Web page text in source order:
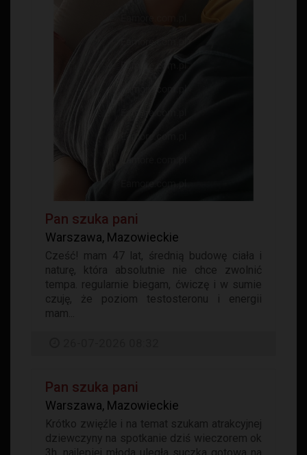
Pan szuka pani
Warszawa, Mazowieckie
Cześć! mam 47 lat, średnią budowę ciała i
naturę, która absolutnie nie chce zwolnić
tempa. regularnie biegam, ćwiczę i w sumie
czuję, że poziom testosteronu i energii
mam...
Pan szuka pani
Warszawa, Mazowieckie
Krótko zwięźle i na temat szukam atrakcyjnej
dziewczyny na spotkanie dziś wieczorem ok